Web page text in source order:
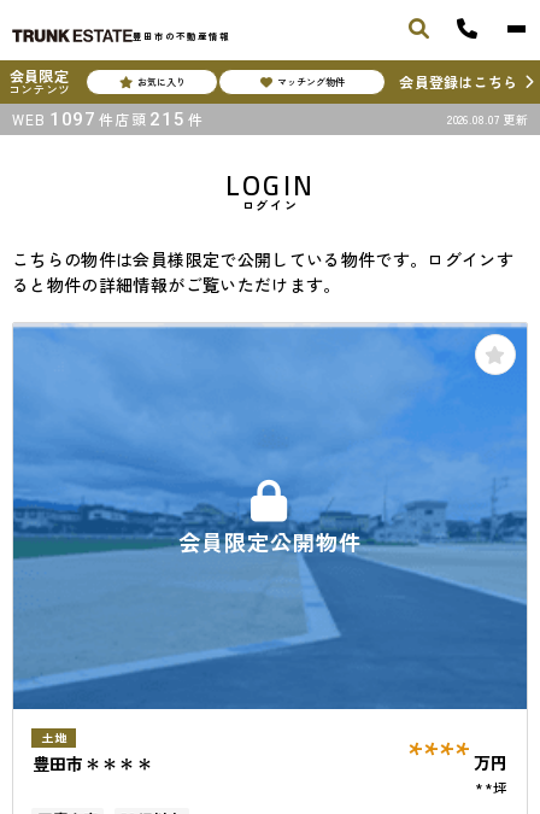
豊田市の不動産情報
会員限定
コンテンツ お気に入り マッチング物件
会員登録はこちら
WEB 1097 件店頭 215 件 2026.08.07 更新
LOGIN
ログイン
こちらの物件は会員様限定で公開している物件です。ログインす
ると物件の詳細情報がご覧いただけます。
会員限定公開物件
土地
豊田市＊＊＊＊ **** 万円
**坪